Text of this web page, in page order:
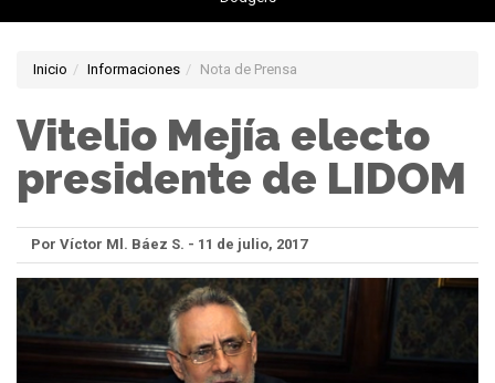
Inicio Informaciones Nota de Prensa
Vitelio Mejía electo
presidente de LIDOM
Por Víctor Ml. Báez S. - 11 de julio, 2017